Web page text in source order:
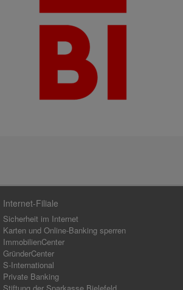
Internet-Filiale
Sicherheit im Internet
Karten und Online-Banking sperren
ImmobilienCenter
GründerCenter
S-International
Private Banking
Stiftung der Sparkasse Bielefeld